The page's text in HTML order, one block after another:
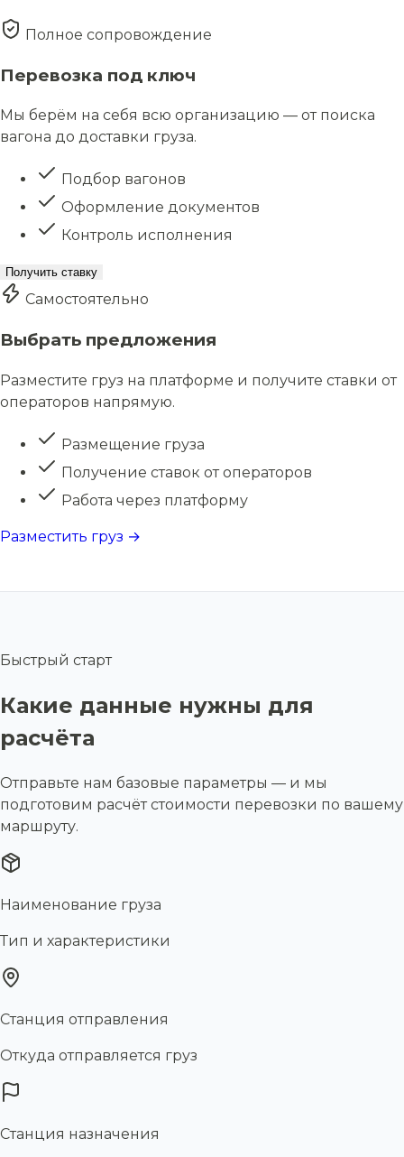
Полное сопровождение
Перевозка под ключ
Мы берём на себя всю организацию — от поиска
вагона до доставки груза.
Подбор вагонов
Оформление документов
Контроль исполнения
Получить ставку
Самостоятельно
Выбрать предложения
Разместите груз на платформе и получите ставки от
операторов напрямую.
Размещение груза
Получение ставок от операторов
Работа через платформу
Разместить груз →
Быстрый старт
Какие данные нужны для
расчёта
Отправьте нам базовые параметры — и мы
подготовим расчёт стоимости перевозки по вашему
маршруту.
Наименование груза
Тип и характеристики
Станция отправления
Откуда отправляется груз
Станция назначения